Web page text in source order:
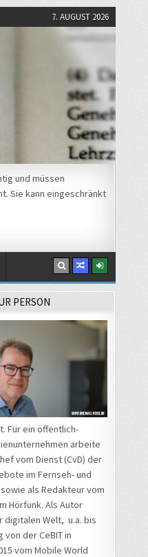
7. AUGUST 2026
und müssen
Sie kann eingeschränkt
PERSON
Für ein öffentlich-
arbeite
vom Dienst (CvD) der
im Fernseh- und
als Redakteur vom
Hörfunk. Als Autor
digitalen Welt, u.a. bis
von der CeBIT in
vom Mobile World